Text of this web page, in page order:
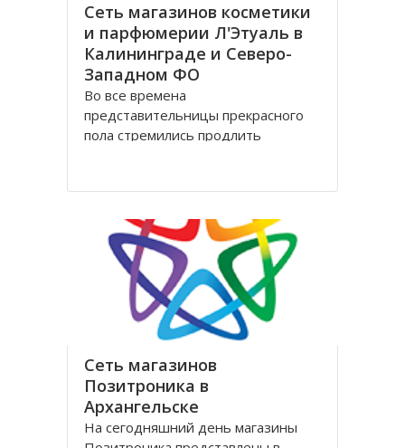
Сеть магазинов косметики
и парфюмерии Л'Этуаль в
Калининграде и Северо-
Западном ФО
Во все времена
представительницы прекрасного
пола стремились продлить
Женщины прилагали массу усилий
для достижения цели. Но это уже в
прошлом! Сегодня, благодаря
колоссальным достижениям в
области косметологии, ухаживать
за лицом и телом стало
Сеть магазинов
Позитроника в
Архангельске
На сегодняшний день магазины